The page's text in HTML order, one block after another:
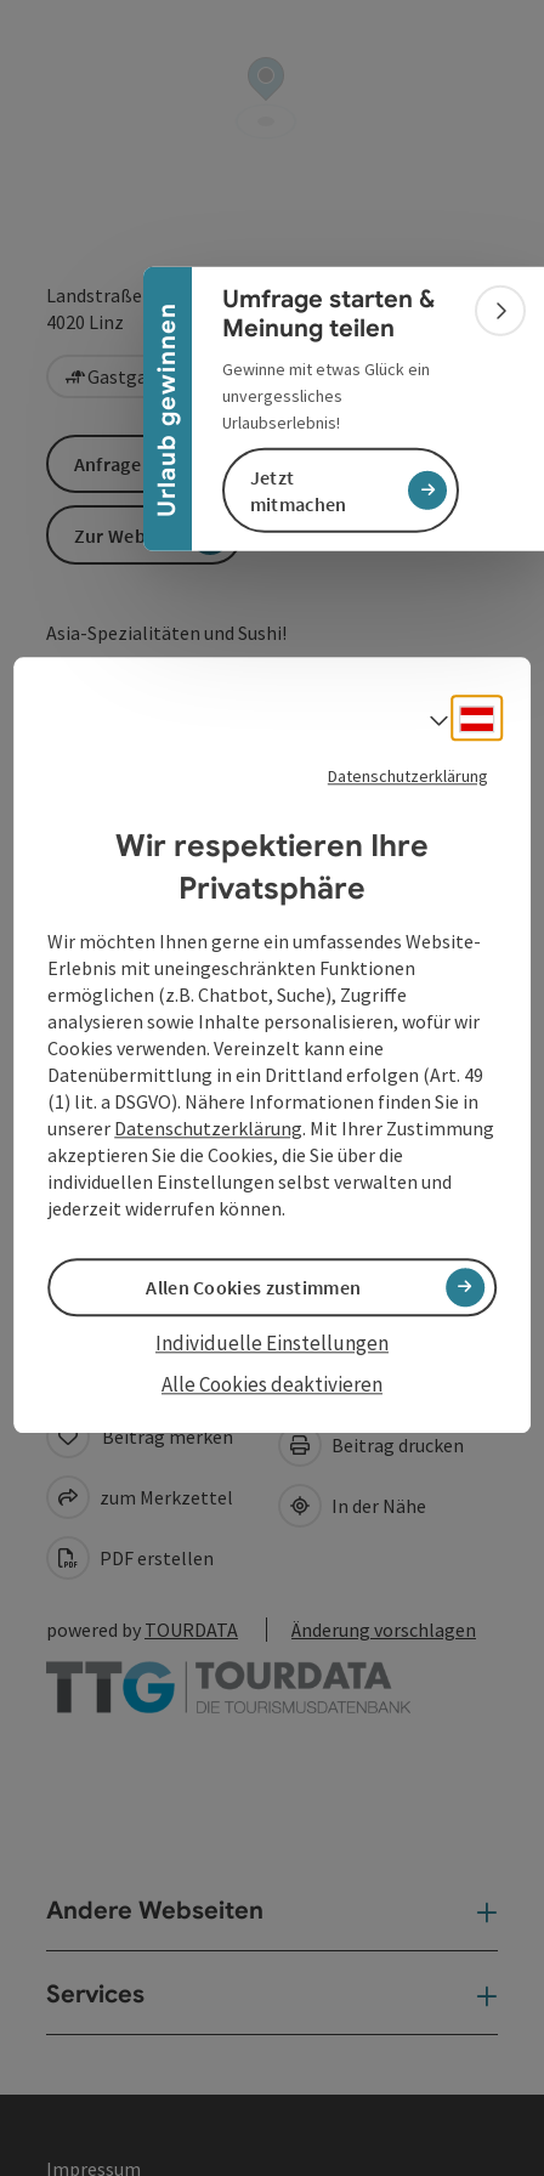
Urlaub gewinnen
Banner einklappen
Umfrage starten &
Meinung teilen
Gewinne mit etwas Glück ein
unvergessliches
Urlaubserlebnis!
Jetzt
mitmachen
Landstraße 17
4020 Linz in Google
in
Gastgarten / Terrasse Vegetarisch
Asia-Spezialitäten und Sushi!
Kontakt
Küche
Ausstattung
Preise
Anreise/Lage
Barrierefreiheit
Anfrage senden
Zur Website
Beitrag merken
zum Merkzettel
PDF erstellen
Beitrag drucken
In der Nähe
powered by TOURDATA Änderung vorschlagen
Andere Webseiten
Services
Impressum
Datenschutzerklärung
Wir respektieren Ihre
Privatsphäre
Wir möchten Ihnen gerne ein umfassendes Website-
Erlebnis mit uneingeschränkten Funktionen
ermöglichen (z.B. Chatbot, Suche), Zugriffe
analysieren sowie Inhalte personalisieren, wofür wir
Cookies verwenden. Vereinzelt kann eine
Datenübermittlung in ein Drittland erfolgen (Art. 49
(1) lit. a DSGVO). Nähere Informationen finden Sie in
unserer Datenschutzerklärung. Mit Ihrer Zustimmung
akzeptieren Sie die Cookies, die Sie über die
individuellen Einstellungen selbst verwalten und
jederzeit widerrufen können.
Alle Cookies deaktivieren
Individuelle Einstellungen
Allen Cookies zustimmen